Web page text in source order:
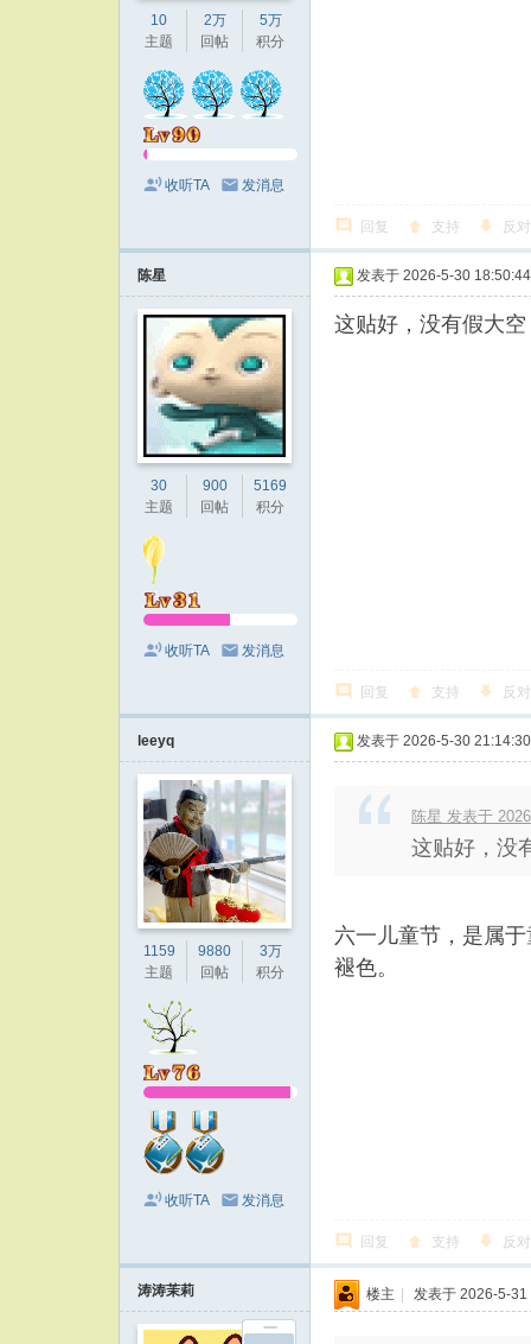
10
主题
2万
回帖
5万
积分
收听TA 发消息
回复 支持 反对
陈星
30
主题
900
回帖
5169
积分
收听TA 发消息
发表于 2026-5-30 18:50:44
这贴好，没有假大
回复 支持 反对
leeyq
1159
主题
9880
回帖
3万
积分
收听TA 发消息
发表于 2026-5-30 21:14:30
陈星 发表于
这贴好，没
六一儿童节，是属
褪色。
回复 支持 反对
涛涛茉莉 楼主 | 发表于 2026-5-